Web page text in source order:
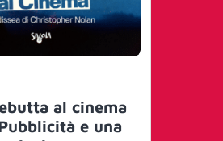
al cinema
e una